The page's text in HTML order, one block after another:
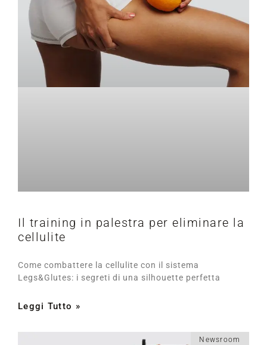
Il training in palestra per eliminare la
cellulite
Come combattere la cellulite con il sistema
Legs&Glutes: i segreti di una silhouette perfetta
Leggi Tutto »
Newsroom